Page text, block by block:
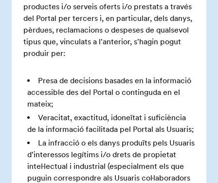
productes i/o serveis oferts i/o prestats a través
del Portal per tercers i, en particular, dels danys,
pèrdues, reclamacions o despeses de qualsevol
tipus que, vinculats a l'anterior, s'hagin pogut
produir per:
Presa de decisions basades en la informació
accessible des del Portal o continguda en el
mateix;
Veracitat, exactitud, idoneïtat i suficiència
de la informació facilitada pel Portal als Usuaris;
La infracció o els danys produïts pels Usuaris
d'interessos legítims i/o drets de propietat
intel·lectual i industrial (especialment els que
puguin correspondre als Usuaris col·laboradors